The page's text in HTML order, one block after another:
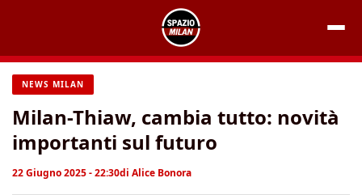
contenuto
NEWS MILAN
Milan-Thiaw, cambia tutto: novità
importanti sul futuro
22 Giugno 2025 - 22:30di Alice Bonora